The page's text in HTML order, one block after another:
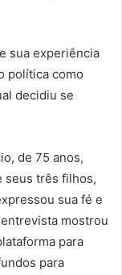
sua experiência
política como
decidiu se
de 75 anos,
seus três filhos,
sua fé e
mostrou
para
para